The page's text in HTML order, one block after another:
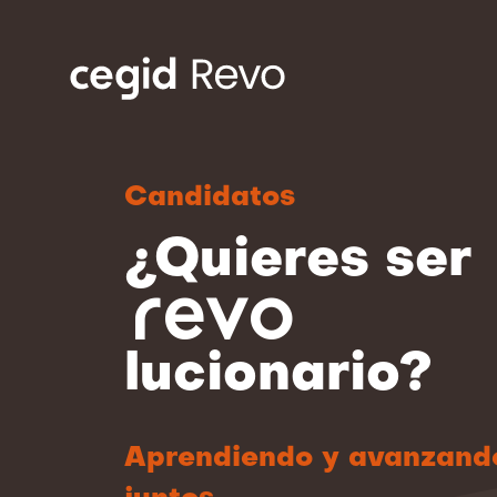
Candidatos
¿Quieres ser
revo
lucionario?
Aprendiendo y